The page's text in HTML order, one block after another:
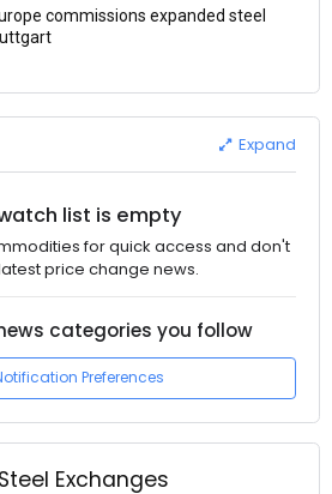
commissions expanded steel
Expand
list is empty
for quick access and don't
price change news.
categories you follow
Preferences
Exchanges